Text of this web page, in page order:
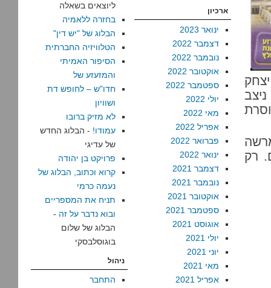
רק
ארכיון
ינואר 2023
דצמבר 2022
נובמבר 2022
אוקטובר 2022
ספטמבר 2022
יולי 2022
מאי 2022
אפריל 2022
פברואר 2022
ינואר 2022
דצמבר 2021
נובמבר 2021
אוקטובר 2021
ספטמבר 2021
אוגוסט 2021
יולי 2021
יוני 2021
מאי 2021
אפריל 2021
ליוצאים בשאלה
בחזרה ללאמיה
הבלוג של "יש דין"
הטלוויזיה החברתית
הסיפור האמיתי
והמזעזע של
חדו"ש – לחופש דת
ושוויון
לא מזיק ברובו
עמודו! - הבלוג החדש
של עדיגי
פרויקט בן יהודה
קרוא וכתוב, הבלוג של
נעמה כרמי
תניח את המספריים
ובוא נדבר על זה -
הבלוג של שלום
בוגוסלבסקי
ניהול
התחבר